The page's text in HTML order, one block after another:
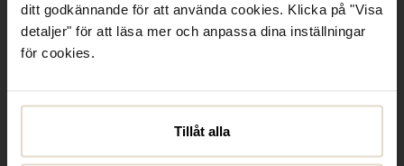
ditt godkännande för att använda cookies. Klicka på "Visa
detaljer" för att läsa mer och anpassa dina inställningar
för cookies.
Tillåt alla
Behöver du hjälp?